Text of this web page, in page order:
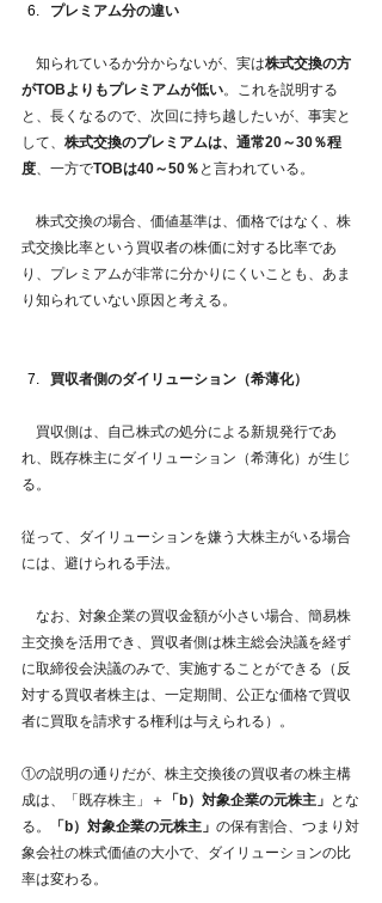
プレミアム分の違い
知られているか分からないが、実は株式交換の方
がTOBよりもプレミアムが低い。これを説明する
と、長くなるので、次回に持ち越したいが、事実と
して、 株式交換のプレミアムは、通常20～30％程
度 、一方でTOBは40～50％ と言われている。
株式交換の場合、価値基準は、価格ではなく、株
式交換比率という買収者の株価に対する比率であ
り、プレミアムが非常に分かりにくいことも、あま
り知られていない原因と考える。
買収者側のダイリューション（希薄化）
買収側は、自己株式の処分による新規発行であ
れ、既存株主にダイリューション（希薄化）が生じ
る。
従って、ダイリューションを嫌う大株主がいる場合
には、避けられる手法。
なお、対象企業の買収金額が小さい場合、簡易株
主交換を活用でき、買収者側は株主総会決議を経ず
に取締役会決議のみで、実施することができる（反
対する買収者株主は、一定期間、公正な価格で買収
者に買取を請求する権利は与えられる）。
①の説明の通りだが、株主交換後の買収者の株主構
成は、「既存株主」＋
「b）対象企業の元株主」 とな
る。
「b）対象企業の元株主」 の保有割合、つまり対
象会社の株式価値の大小で、ダイリューションの比
率は変わる。